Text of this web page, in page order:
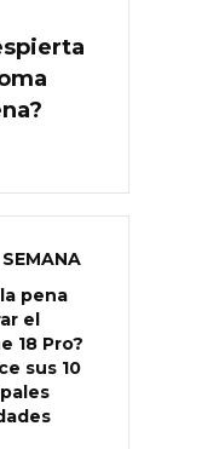
pena
el
18 Pro?
sus 10